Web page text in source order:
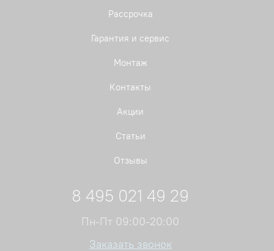
Рассрочка
Гарантия и сервис
Монтаж
Контакты
Акции
Статьи
Отзывы
8 495 021 49 29
Пн-Пт 09:00-20:00
Заказать звонок